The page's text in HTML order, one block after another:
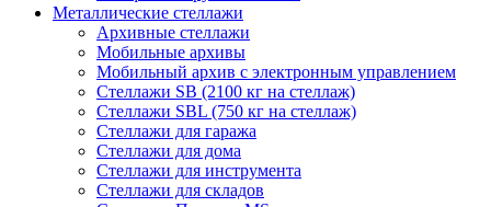
Металлические стеллажи
Архивные стеллажи
Мобильные архивы
Мобильный архив с электронным управлением
Стеллажи SB (2100 кг на стеллаж)
Стеллажи SBL (750 кг на стеллаж)
Стеллажи для гаража
Стеллажи для дома
Стеллажи для инструмента
Стеллажи для складов